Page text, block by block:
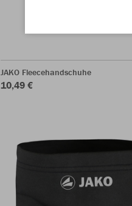
JAKO Fleecehandschuhe
10,49 €